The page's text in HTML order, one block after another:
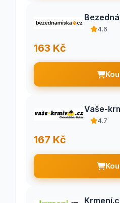
4.6
163 Kč
Vaše-
4.7
167 Kč